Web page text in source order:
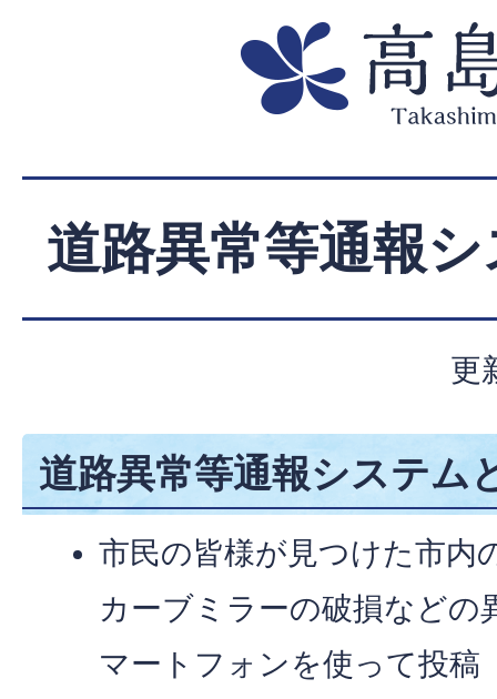
道路異常等通報
更
道路異常等通報システム
市民の皆様が見つけた市内
カーブミラーの破損などの
マートフォンを使って投稿